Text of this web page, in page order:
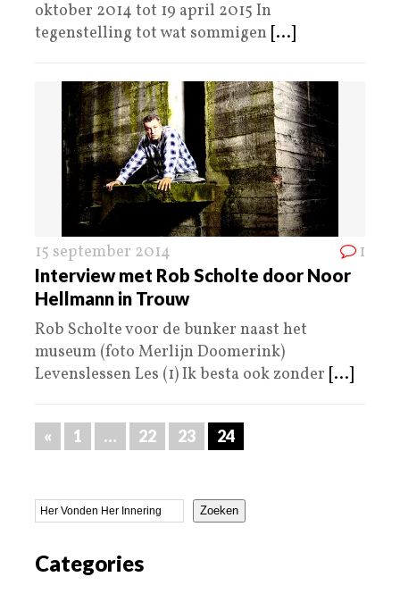
oktober 2014 tot 19 april 2015 In
tegenstelling tot wat sommigen [...]
15 september 2014 1
Interview met Rob Scholte door Noor
Hellmann in Trouw
Rob Scholte voor de bunker naast het
museum (foto Merlijn Doomerink)
Levenslessen Les (1) Ik besta ook zonder [...]
« 1 … 22 23 24
Zoeken
Categories